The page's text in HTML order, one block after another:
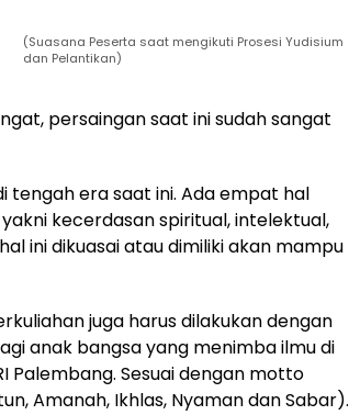
(Suasana Peserta saat mengikuti Prosesi Yudisium
dan Pelantikan)
persaingan saat ini sudah sangat
tengah era saat ini. Ada empat hal
kecerdasan spiritual, intelektual,
ini dikuasai atau dimiliki akan mampu
juga harus dilakukan dengan
anak bangsa yang menimba ilmu di
Palembang. Sesuai dengan motto
Amanah, Ikhlas, Nyaman dan Sabar).